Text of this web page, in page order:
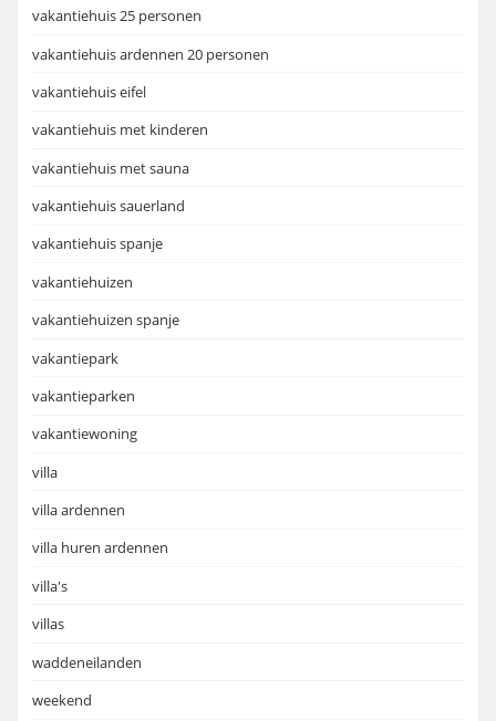
vakantiehuis 25 personen
vakantiehuis ardennen 20 personen
vakantiehuis eifel
vakantiehuis met kinderen
vakantiehuis met sauna
vakantiehuis sauerland
vakantiehuis spanje
vakantiehuizen
vakantiehuizen spanje
vakantiepark
vakantieparken
vakantiewoning
villa
villa ardennen
villa huren ardennen
villa's
villas
waddeneilanden
weekend